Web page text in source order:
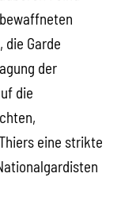
die Garde
der
die
eine strikte